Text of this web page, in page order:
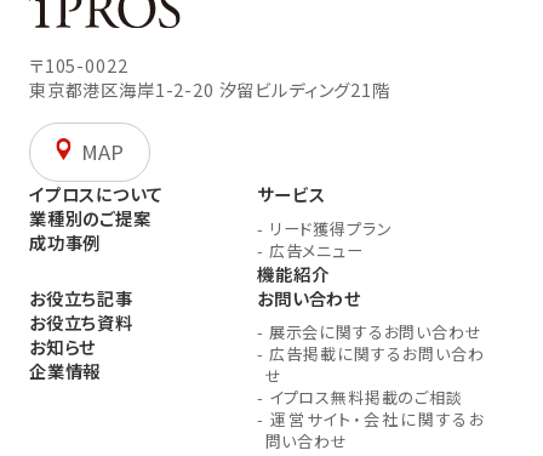
〒105-0022
東京都港区海岸1-2-20 汐留ビルディング21階
MAP
イプロスについて
業種別のご提案
成功事例
サービス
- リード獲得プラン
- 広告メニュー
機能紹介
お役立ち記事
お役立ち資料
お知らせ
企業情報
お問い合わせ
- 展示会に関するお問い合わせ
- 広告掲載に関するお問い合わ
せ
- イプロス無料掲載のご相談
- 運営サイト・会社に関するお
問い合わせ